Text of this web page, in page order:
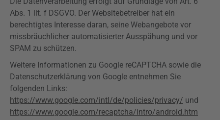
Abs. 1 lit. f DSGVO. Der Websitebetreiber hat ein
berechtigtes Interesse daran, seine Webangebote vor
missbräuchlicher automatisierter Ausspähung und vor
SPAM zu schützen.
Weitere Informationen zu Google reCAPTCHA sowie die
Datenschutzerklärung von Google entnehmen Sie
folgenden Links:
https://www.google.com/intl/de/policies/privacy/ und
https://www.google.com/recaptcha/intro/android.htm